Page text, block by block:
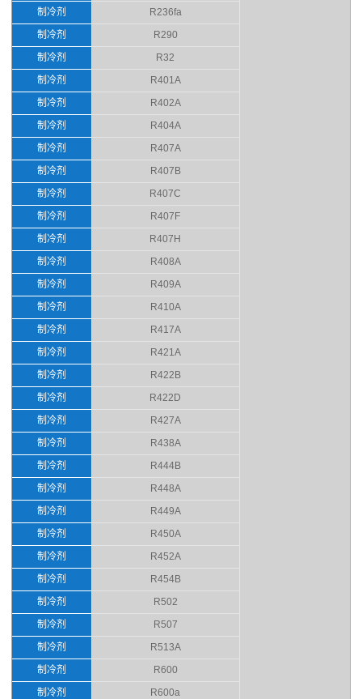
制冷剂
R236fa
制冷剂
R290
制冷剂
R32
制冷剂
R401A
制冷剂
R402A
制冷剂
R404A
制冷剂
R407A
制冷剂
R407B
制冷剂
R407C
制冷剂
R407F
制冷剂
R407H
制冷剂
R408A
制冷剂
R409A
制冷剂
R410A
制冷剂
R417A
制冷剂
R421A
制冷剂
R422B
制冷剂
R422D
制冷剂
R427A
制冷剂
R438A
制冷剂
R444B
制冷剂
R448A
制冷剂
R449A
制冷剂
R450A
制冷剂
R452A
制冷剂
R454B
制冷剂
R502
制冷剂
R507
制冷剂
R513A
制冷剂
R600
制冷剂
R600a